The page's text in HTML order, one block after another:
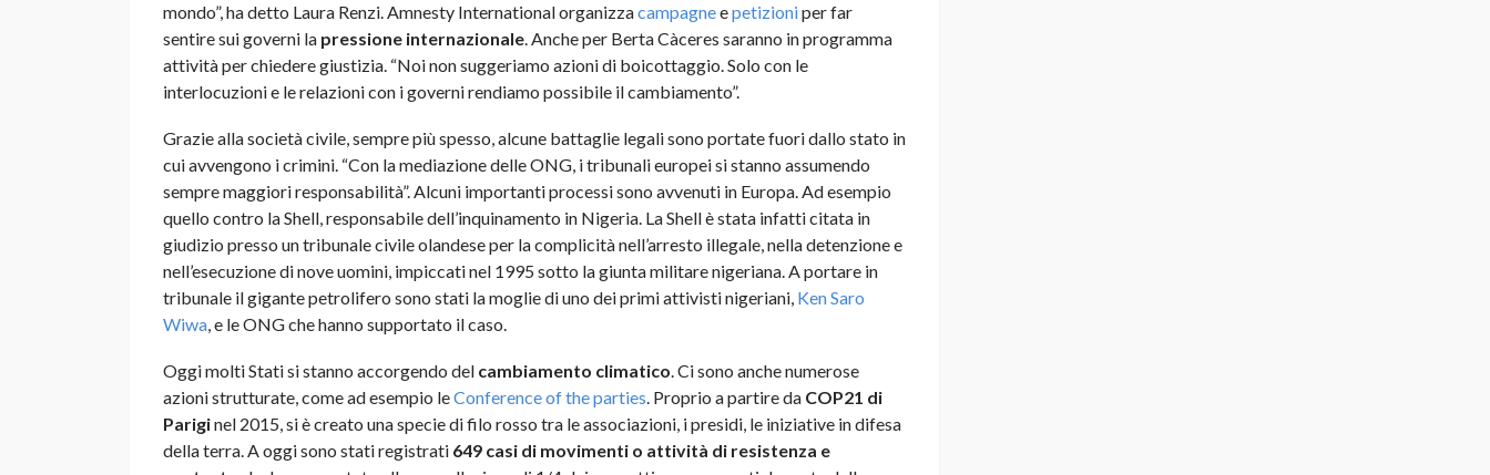
mondo”, ha detto Laura Renzi. Amnesty International organizzacampagneepetizioniper far
sentire sui governi la pressione internazionale. Anche per Berta Càceres saranno in programma
attività per chiedere giustizia. “Noi non suggeriamo azioni di boicottaggio. Solo con le
interlocuzioni e le relazioni con i governi rendiamo possibile il cambiamento”.
Grazie alla società civile, sempre più spesso, alcune battaglie legali sono portate fuori dallo stato in
cui avvengono i crimini. “Con la mediazione delle ONG, i tribunali europei si stanno assumendo
sempre maggiori responsabilità”. Alcuni importanti processi sono avvenuti in Europa. Ad esempio
quello contro la Shell, responsabile dell’inquinamento in Nigeria. La Shell è stata infatti citata in
giudizio presso un tribunale civile olandese per la complicità nell’arresto illegale, nella detenzione e
nell’esecuzione di nove uomini, impiccati nel 1995 sotto la giunta militare nigeriana. A portare in
tribunale il gigante petrolifero sono stati la moglie di uno dei primi attivisti nigeriani, Ken Saro
Wiwa, e le ONG che hanno supportato il caso.
Oggi molti Stati si stanno accorgendo del cambiamento climatico. Ci sono anche numerose
azioni strutturate, come ad esempio leConference of the parties. Proprio a partire da COP21 di
Pariginel 2015, si è creato una specie di filo rosso tra le associazioni, i presidi, le iniziative in difesa
della terra. A oggi sono stati registrati 649 casi di movimenti o attività di resistenza e